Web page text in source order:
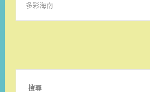
多彩海南
搜尋